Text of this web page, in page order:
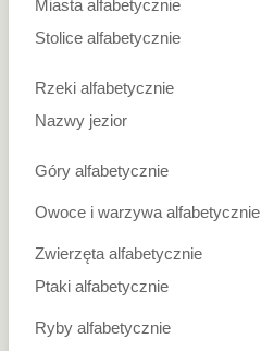
Miasta alfabetycznie
Stolice alfabetycznie
Rzeki alfabetycznie
Nazwy jezior
Góry alfabetycznie
Owoce i warzywa alfabetycznie
Zwierzęta alfabetycznie
Ptaki alfabetycznie
Ryby alfabetycznie